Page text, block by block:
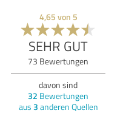
4,65 von 5
SEHR GUT
73 Bewertungen
davon sind
32 Bewertungen
aus 3 anderen Quellen